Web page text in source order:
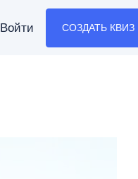
Войти СОЗДАТЬ КВИЗ